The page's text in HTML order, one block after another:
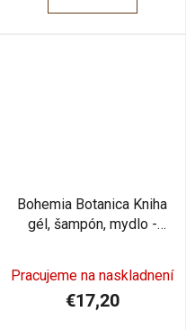
Bohemia Botanica Kniha
gél, šampón, mydlo -
Pracujeme na naskladnení
€17,20